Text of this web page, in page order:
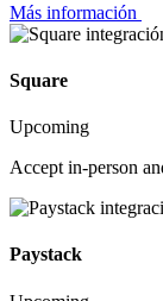
Más información
Square
Upcoming
Accept in-person
Paystack